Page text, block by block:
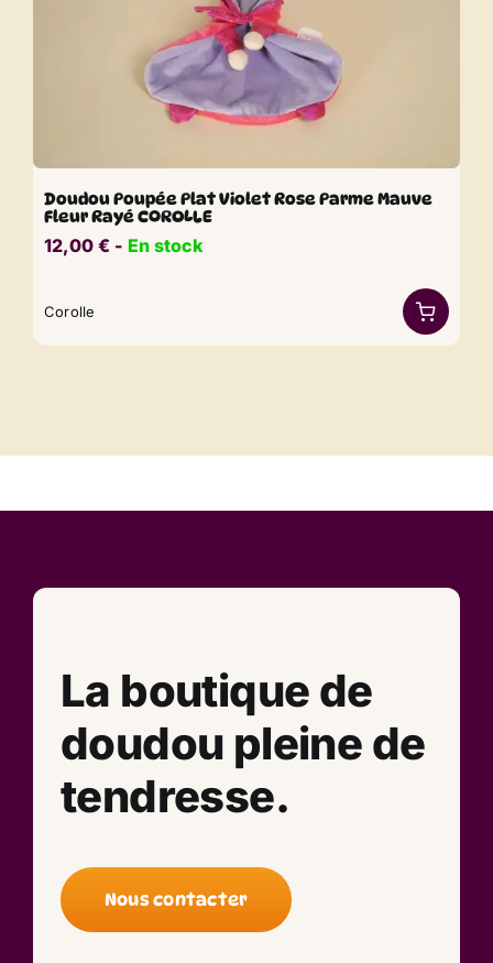
Doudou Poupée Plat Violet Rose Parme Mauve
Fleur Rayé COROLLE
12,00 € ​​ - En stock
Corolle
La boutique de
doudou pleine de
tendresse.
Nous contacter